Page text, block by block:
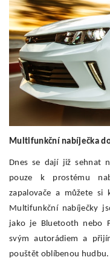
Multifunkční nabíječka
Dnes se dají již sehnat
pouze k prostému
zapalovače a můžete
Multifunkční nabíječky
jako je Bluetooth nebo
svým autorádiem a
pouštět oblíbenou hudbu.